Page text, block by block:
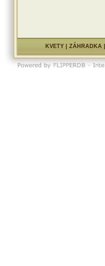
KVETY| ZÁHRADKA|